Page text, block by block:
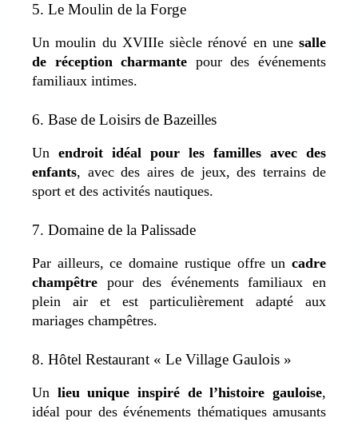
5. Le Moulin de la Forge
Un moulin du XVIIIe siècle rénové en une salle
de réception charmante pour des événements
familiaux intimes.
6. Base de Loisirs de Bazeilles
Un endroit idéal pour les familles avec des
enfants, avec des aires de jeux, des terrains de
sport et des activités nautiques.
7. Domaine de la Palissade
Par ailleurs, ce domaine rustique offre un cadre
champêtre pour des événements familiaux en
plein air et est particulièrement adapté aux
mariages champêtres.
8. Hôtel Restaurant « Le Village Gaulois »
Un lieu unique inspiré de l’histoire gauloise,
idéal pour des événements thématiques amusants